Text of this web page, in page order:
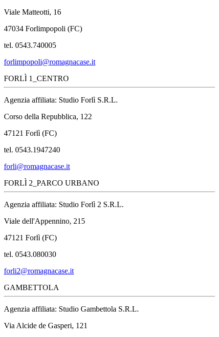
Viale Matteotti, 16
47034 Forlimpopoli (FC)
tel. 0543.740005
forlimpopoli@romagnacase.it
FORLÌ 1_CENTRO
Agenzia affiliata: Studio Forlì S.R.L.
Corso della Repubblica, 122
47121 Forlì (FC)
tel. 0543.1947240
forli@romagnacase.it
FORLÌ 2_PARCO URBANO
Agenzia affiliata: Studio Forlì 2 S.R.L.
Viale dell'Appennino, 215
47121 Forlì (FC)
tel. 0543.080030
forli2@romagnacase.it
GAMBETTOLA
Agenzia affiliata: Studio Gambettola S.R.L.
Via Alcide de Gasperi, 121